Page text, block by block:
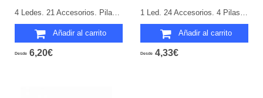
Añadir al carrito
Desde 6,20€
Añadir al carrito
Desde 4,33€